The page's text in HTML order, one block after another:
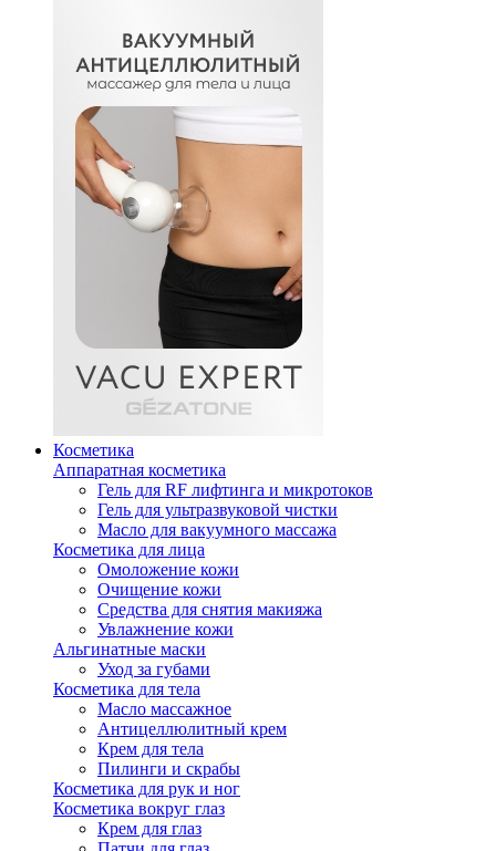
Косметика
Аппаратная косметика
Гель для RF лифтинга и микротоков
Гель для ультразвуковой чистки
Масло для вакуумного массажа
Косметика для лица
Омоложение кожи
Очищение кожи
Средства для снятия макияжа
Увлажнение кожи
Альгинатные маски
Уход за губами
Косметика для тела
Масло массажное
Антицеллюлитный крем
Крем для тела
Пилинги и скрабы
Косметика для рук и ног
Косметика вокруг глаз
Крем для глаз